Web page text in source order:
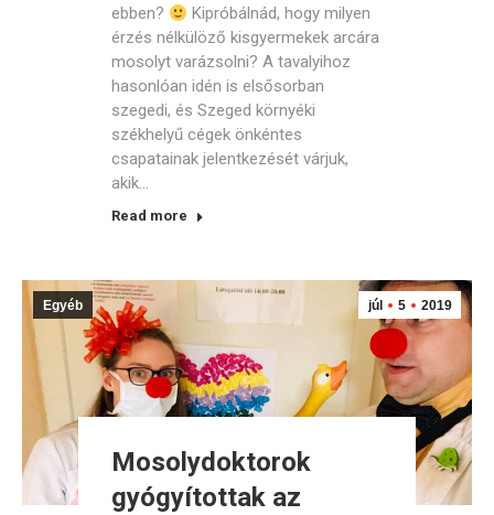
ebben?
Kipróbálnád, hogy milyen
érzés nélkülöző kisgyermekek arcára
mosolyt varázsolni? A tavalyihoz
hasonlóan idén is elsősorban
szegedi, és Szeged környéki
székhelyű cégek önkéntes
csapatainak jelentkezését várjuk,
akik…
Read more
júl 5 2019
Egyéb
Mosolydoktorok
gyógyítottak az